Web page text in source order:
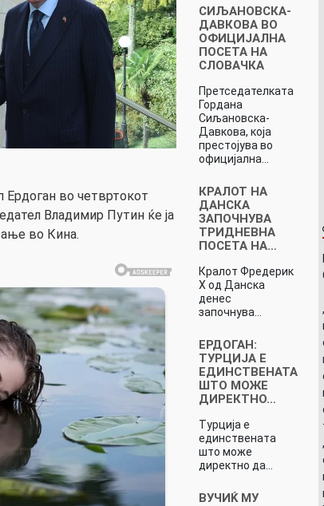
Ердоган во четвртокот
Владимир Путин ќе ја
во Кина.
СИЉАНОВСКА-
ДАВКОВА ВО
ОФИЦИЈАЛНА
ПОСЕТА НА
СЛОВАЧКА
Претседателката
Гордана
Сиљановска-
Давкова, која
престојува во
официјална…
КРАЛОТ НА
ДАНСКА
ЗАПОЧНУВА
ТРИДНЕВНА
ПОСЕТА НА…
Кралот Фредерик
X од Данска
денес
започнува…
ЕРДОГАН:
ТУРЦИЈА Е
ЕДИНСТВЕНАТА
ШТО МОЖЕ
ДИРЕКТНО…
Турција е
единствената
што може
директно да…
ВУЧИЌ МУ